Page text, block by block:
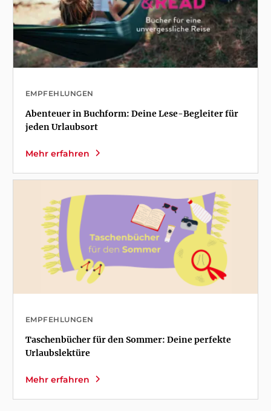
EMPFEHLUNGEN
Abenteuer in Buchform: Deine Lese-Begleiter für
jeden Urlaubsort
Mehr erfahren
EMPFEHLUNGEN
Taschenbücher für den Sommer: Deine perfekte
Urlaubslektüre
Mehr erfahren